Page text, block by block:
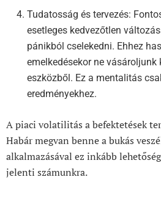
Tudatosság és tervezés:
esetleges kedvezőtlen
pánikból cselekedni. Ehhez
emelkedésekor ne
eszközből. Ez a mentalitás
eredményekhez.
A piaci volatilitás a befektetések
Habár megvan benne a bukás
alkalmazásával ez inkább
jelenti számunkra.